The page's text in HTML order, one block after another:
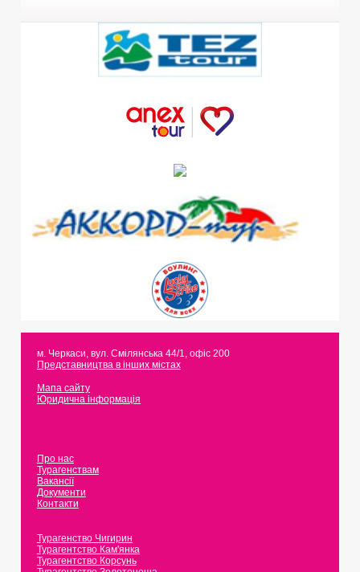
м. Черкаси, вул. Смілянська 44/1, офіс 200
Представництва в інших містах
Мапа сайту
Юридична інформація
Про нас
Турагенствам
Вакансії
Документи
Контакти
Турагенство Чигирин
Турагентство Кам'янка
Турагентство Корсунь